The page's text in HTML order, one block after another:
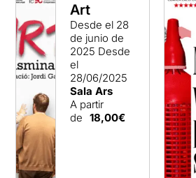
Art
Desde el 28
de junio de
2025 Desde
el
28/06/2025
Sala Ars
A partir
de 18,00€